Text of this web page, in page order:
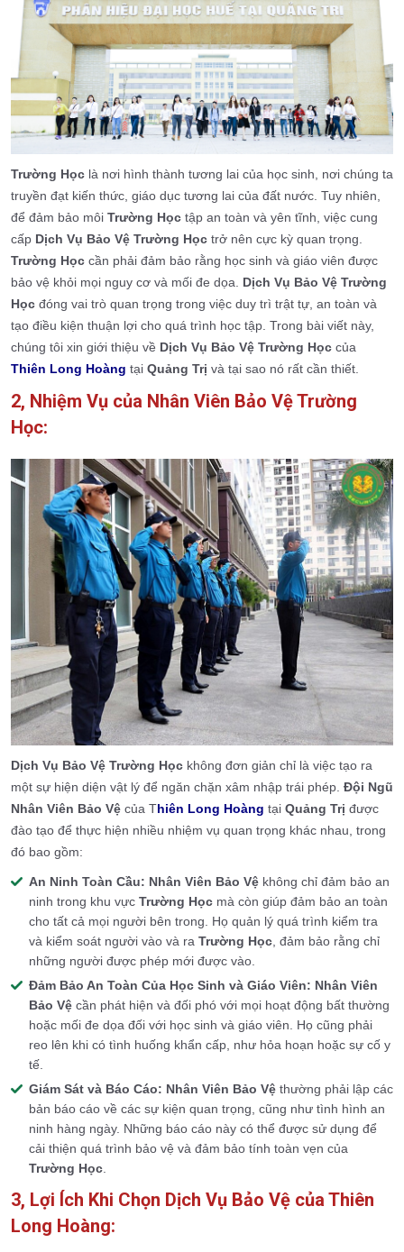
Trường Học là nơi hình thành tương lai của học sinh, nơi chúng ta
truyền đạt kiến thức, giáo dục tương lai của đất nước. Tuy nhiên,
để đảm bảo môi Trường Học tập an toàn và yên tĩnh, việc cung
cấp Dịch Vụ Bảo Vệ Trường Học trở nên cực kỳ quan trọng.
Trường Học cần phải đảm bảo rằng học sinh và giáo viên được
bảo vệ khỏi mọi nguy cơ và mối đe dọa. Dịch Vụ Bảo Vệ Trường
Học đóng vai trò quan trọng trong việc duy trì trật tự, an toàn và
tạo điều kiện thuận lợi cho quá trình học tập. Trong bài viết này,
chúng tôi xin giới thiệu về Dịch Vụ Bảo Vệ Trường Học của
Thiên Long Hoàng tại Quảng Trị và tại sao nó rất cần thiết.
2, Nhiệm Vụ của Nhân Viên Bảo Vệ Trường
Học:
Dịch Vụ Bảo Vệ Trường Học không đơn giản chỉ là việc tạo ra
một sự hiện diện vật lý để ngăn chặn xâm nhập trái phép. Đội Ngũ
Nhân Viên Bảo Vệ của Thiên Long Hoàng tại Quảng Trị được
đào tạo để thực hiện nhiều nhiệm vụ quan trọng khác nhau, trong
đó bao gồm:
An Ninh Toàn Cầu: Nhân Viên Bảo Vệ không chỉ đảm bảo an
ninh trong khu vực Trường Học mà còn giúp đảm bảo an toàn
cho tất cả mọi người bên trong. Họ quản lý quá trình kiểm tra
và kiểm soát người vào và ra Trường Học, đảm bảo rằng chỉ
những người được phép mới được vào.
Đảm Bảo An Toàn Của Học Sinh và Giáo Viên: Nhân Viên
Bảo Vệ cần phát hiện và đối phó với mọi hoạt động bất thường
hoặc mối đe dọa đối với học sinh và giáo viên. Họ cũng phải
reo lên khi có tình huống khẩn cấp, như hỏa hoạn hoặc sự cố y
tế.
Giám Sát và Báo Cáo: Nhân Viên Bảo Vệ thường phải lập các
bản báo cáo về các sự kiện quan trọng, cũng như tình hình an
ninh hàng ngày. Những báo cáo này có thể được sử dụng để
cải thiện quá trình bảo vệ và đảm bảo tính toàn vẹn của
Trường Học.
3, Lợi Ích Khi Chọn Dịch Vụ Bảo Vệ của Thiên
Long Hoàng: